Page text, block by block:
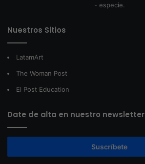
- especie.
Nuestros Sitios
LatamArt
The Woman Post
El Post Education
Date de alta en nuestro newsletter
Suscríbete